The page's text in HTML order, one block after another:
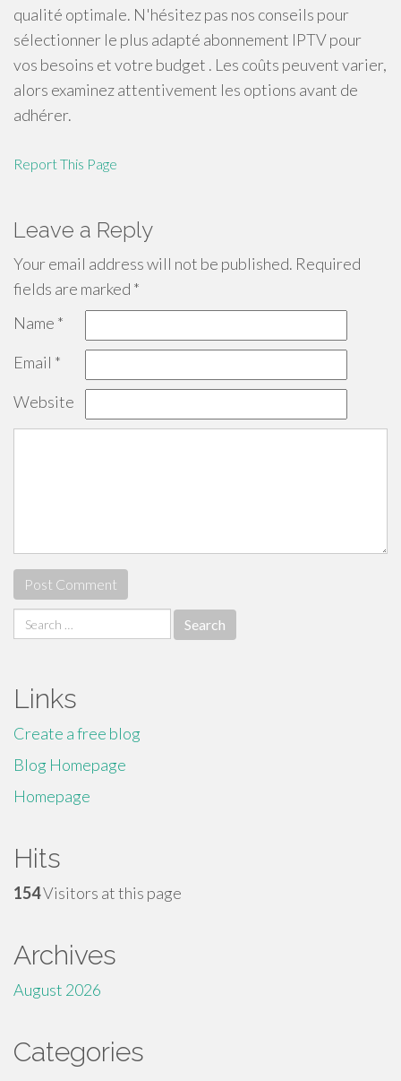
qualité optimale. N'hésitez pas nos conseils pour
sélectionner le plus adapté abonnement IPTV pour
vos besoins et votre budget . Les coûts peuvent varier,
alors examinez attentivement les options avant de
adhérer.
Report This Page
Leave a Reply
Your email address will not be published. Required
fields are marked *
Name *
Email *
Website
Search
for:
Links
Create a free blog
Blog Homepage
Homepage
Hits
154Visitors at this page
Archives
August 2026
Categories